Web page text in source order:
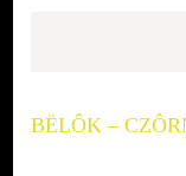
BËLÔK –